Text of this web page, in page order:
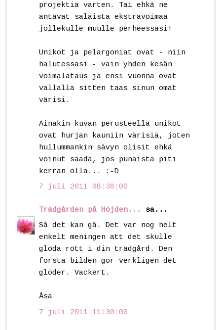
projektia varten. Tai ehkä ne
antavat salaista ekstravoimaa
jollekulle muulle perheessäsi!
Unikot ja pelargoniat ovat - niin
halutessasi - vain yhden kesän
voimalataus ja ensi vuonna ovat
vallalla sitten taas sinun omat
värisi.
Ainakin kuvan perusteella unikot
ovat hurjan kauniin värisiä, joten
hullummankin sävyn olisit ehkä
voinut saada, jos punaista piti
kerran olla... :-D
7 juli 2011 08:38:00
Trädgården på Höjden...
sa...
Så det kan gå. Det var nog helt
enkelt meningen att det skulle
glöda rött i din trädgård. Den
första bilden gör verkligen det -
glöder. Vackert.
Åsa
7 juli 2011 11:30:00